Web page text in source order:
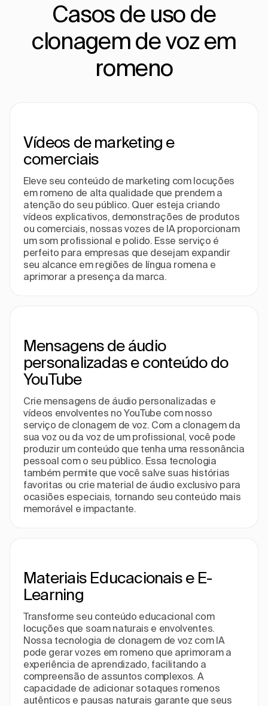
Casos de uso de
clonagem de voz em
romeno
Vídeos de marketing e
comerciais
Eleve seu conteúdo de marketing com locuções
em romeno de alta qualidade que prendem a
atenção do seu público. Quer esteja criando
vídeos explicativos, demonstrações de produtos
ou comerciais, nossas vozes de IA proporcionam
um som profissional e polido. Esse serviço é
perfeito para empresas que desejam expandir
seu alcance em regiões de língua romena e
aprimorar a presença da marca.
Mensagens de áudio
personalizadas e conteúdo do
YouTube
Crie mensagens de áudio personalizadas e
vídeos envolventes no YouTube com nosso
serviço de clonagem de voz. Com a clonagem da
sua voz ou da voz de um profissional, você pode
produzir um conteúdo que tenha uma ressonância
pessoal com o seu público. Essa tecnologia
também permite que você salve suas histórias
favoritas ou crie material de áudio exclusivo para
ocasiões especiais, tornando seu conteúdo mais
memorável e impactante.
Materiais Educacionais e E-
Learning
Transforme seu conteúdo educacional com
locuções que soam naturais e envolventes.
Nossa tecnologia de clonagem de voz com IA
pode gerar vozes em romeno que aprimoram a
experiência de aprendizado, facilitando a
compreensão de assuntos complexos. A
capacidade de adicionar sotaques romenos
autênticos e pausas naturais garante que seus